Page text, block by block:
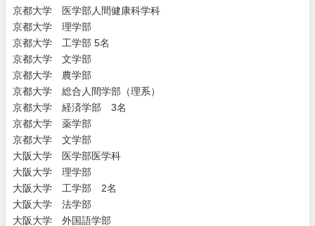
京都大学 医学部人間健康科学科
京都大学 理学部
京都大学 工学部 5名
京都大学 文学部
京都大学 農学部
京都大学 総合人間学部（理系）
京都大学 経済学部 3名
京都大学 薬学部
京都大学 文学部
大阪大学 医学部医学科
大阪大学 理学部
大阪大学 工学部 2名
大阪大学 法学部
大阪大学 外国語学部